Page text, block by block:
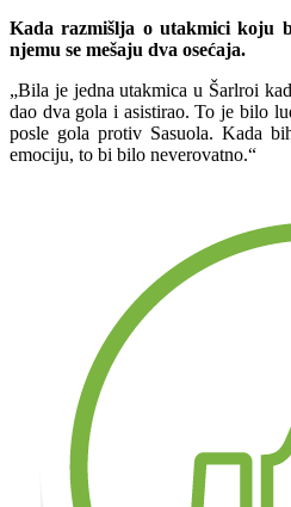
Kada razmišlja o utakmici koju
njemu se mešaju dva osećaja.
„Bila je jedna utakmica u Šarlroi
dao dva gola i asistirao. To je bilo
posle gola protiv Sasuola. Kada
emociju, to bi bilo neverovatno.“